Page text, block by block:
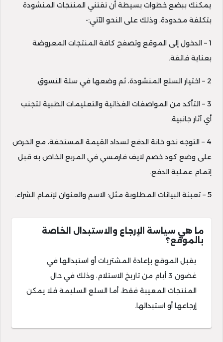
يمكنك ببضع خطوات بسيطة أن تقتني المنتجات المنشودة
بتكلفة محدودة، وذلك على النحو الآتي:-
1 – الدخول إلى الموقع وتصفح كافة المنتجات المعروضة
بعناية فائقة.
2 – اختيار السلع المنشودة، ثم وضعها في سلة التسوق.
3 – التأكد من المواصفات الغذائية والتعليمات الطبية لتجنب
أي آثار جانبية.
4 – التوجه نحو خانة الدفع لسداد القيمة المستحقة، مع الحرص
على وضع كود خصم لايف فارمسي في المربع الخاص به قبل
إتمام عملية الدفع.
5 – تعبئة البيانات المطلوبة مثل: الاسم والعنوان لإتمام الشراء.
ما هي سياسة الإرجاع والاستبدال الخاصة
بالموقع؟
يقبل الموقع بإعادة المشتريات أو استبدالها في
غضون 3 أيام من تاريخ الاستلام، وذلك في حال
المنتجات المعيبة فقط، أما السلع السليمة فلا يمكن
إرجاعها أو استبدالها.